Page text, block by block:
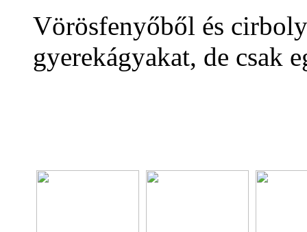
Vörösfenyőből és
gyerekágyakat, de csak